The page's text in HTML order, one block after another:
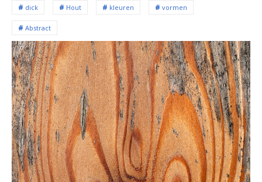
dick Hout kleuren vormen
Abstract